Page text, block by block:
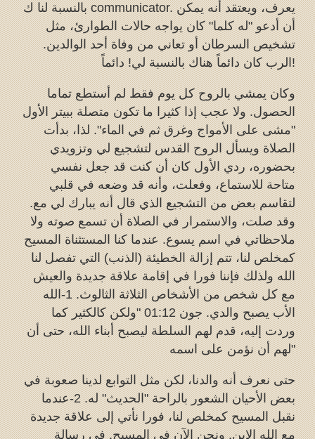
بالنسبة لنا ك communicator. يعرف، ويعتقد أنه يمكن
أن أدعو "له كلما" كان يواجه حالات الطوارئ، مثل
تشخيص السرطان أو تعاني من وفاة أحد الوالدين.
الرب كان دائماً هناك بالنسبة لي! دائماً!
وكان يمشي بالروح كل يوم فقط لم أستطع تماما
الحصول. ولا عجب إذا كثيرا ما تكون متصلة ببيتر الأول
"مشى على الأمواج وغرق ثم في الماء". لذا، بدأت
الصلاة ويسأل الروح القدس لتشجيع لي وتزويدي
بحضوره، ردي الأول كان أن كنت قد جعل نفسي
متاحة للاستماع، وفعلت، وأنه قد وضعه في قلبي
لتقاسم بعض من التشجيع الذي قال أنه يبارك لي مع.
وقد صلت، والاستمرار في الصلاة أن تسمع صوته ولا
ملاحظاتي في اسم يسوع. عندما كنا المستثناة المسيح
كمخلص لنا، تتم إزالة الخطيئة (الذنب) التي تفصل لنا
الله ولذلك فإننا فورا في إقامة علاقة جديدة والعيش
مع كل شخص من الأشخاص الثلاثة الثالوث. 1-الله
الأب يصبح والدي. جون 01:12 "ولكن كالكثير كما
وردت إليه، قدم لهم السلطة ليصبح أبناء الله، حتى أن
لهم أن نؤمن على اسمه"
حتى نعرف أنه والدنا، لكن مثل التوابع لدينا صعوبة في
بعض الأحيان الشعور بالراحة "الحديث" له. 2-عندما
نقبل المسيح كمخلص لنا، فورا نأتي إلى علاقة جديدة
مع الله الابن. ونحن الآن في المسيح. في رسالة